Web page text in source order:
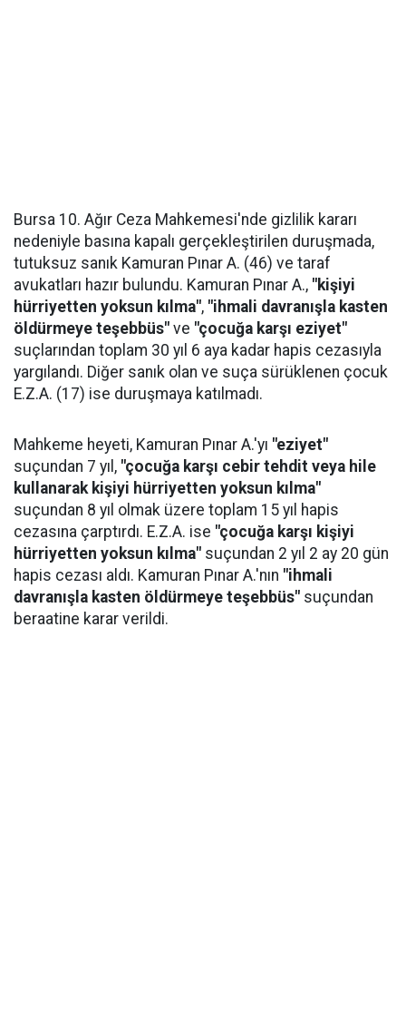
Bursa 10. Ağır Ceza Mahkemesi'nde gizlilik kararı
nedeniyle basına kapalı gerçekleştirilen duruşmada,
tutuksuz sanık Kamuran Pınar A. (46) ve taraf
avukatları hazır bulundu. Kamuran Pınar A., "kişiyi
hürriyetten yoksun kılma", "ihmali davranışla kasten
öldürmeye teşebbüs" ve "çocuğa karşı eziyet"
suçlarından toplam 30 yıl 6 aya kadar hapis cezasıyla
yargılandı. Diğer sanık olan ve suça sürüklenen çocuk
E.Z.A. (17) ise duruşmaya katılmadı.
Mahkeme heyeti, Kamuran Pınar A.'yı "eziyet"
suçundan 7 yıl, "çocuğa karşı cebir tehdit veya hile
kullanarak kişiyi hürriyetten yoksun kılma"
suçundan 8 yıl olmak üzere toplam 15 yıl hapis
cezasına çarptırdı. E.Z.A. ise "çocuğa karşı kişiyi
hürriyetten yoksun kılma" suçundan 2 yıl 2 ay 20 gün
hapis cezası aldı. Kamuran Pınar A.'nın "ihmali
davranışla kasten öldürmeye teşebbüs" suçundan
beraatine karar verildi.